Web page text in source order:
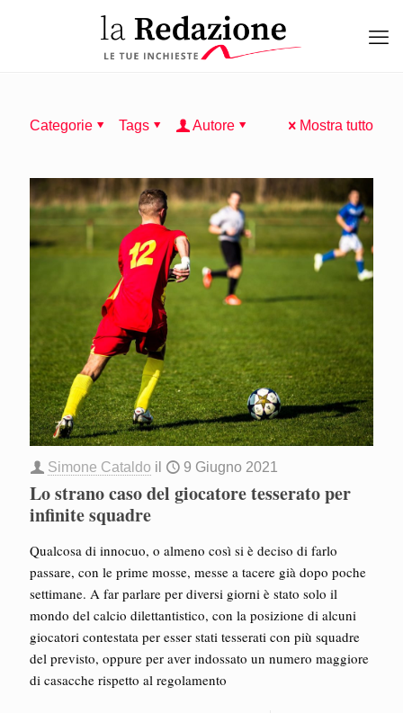
Categorie Tags Autore Mostra tutto
Simone Cataldo il 9 Giugno 2021
Lo strano caso del giocatore tesserato per
infinite squadre
Qualcosa di innocuo, o almeno così si è deciso di farlo
passare, con le prime mosse, messe a tacere già dopo poche
settimane. A far parlare per diversi giorni è stato solo il
mondo del calcio dilettantistico, con la posizione di alcuni
giocatori contestata per esser stati tesserati con più squadre
del previsto, oppure per aver indossato un numero maggiore
di casacche rispetto al regolamento